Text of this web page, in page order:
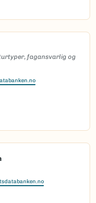
fagansvarlig og